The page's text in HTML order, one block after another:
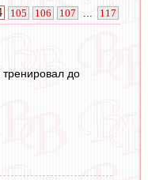
105 106 107 117
до